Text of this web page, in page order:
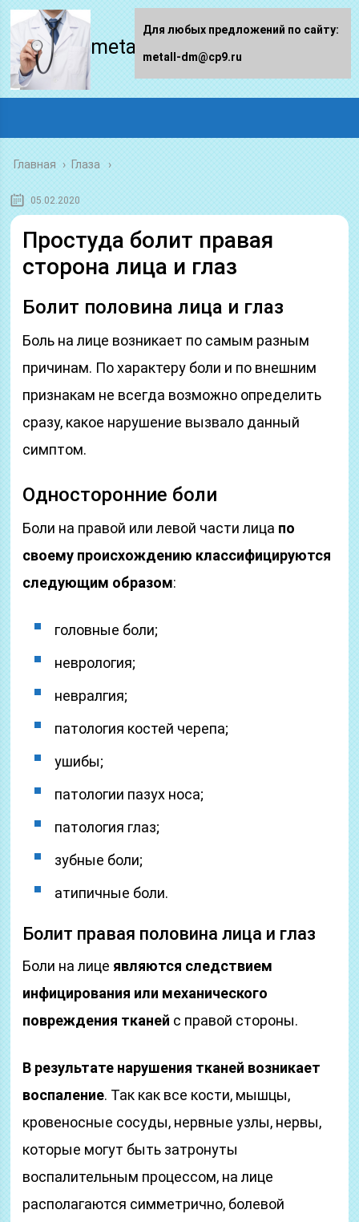
metall-dm.ru
Главная › Глаза
05.02.2020
Простуда болит правая
сторона лица и глаз
Болит половина лица и глаз
Боль на лице возникает по самым разным
причинам. По характеру боли и по внешним
признакам не всегда возможно определить
сразу, какое нарушение вызвало данный
симптом.
Односторонние боли
Боли на правой или левой части лица по
своему происхождению классифицируются
следующим образом:
головные боли;
неврология;
невралгия;
патология костей черепа;
ушибы;
патологии пазух носа;
патология глаз;
зубные боли;
атипичные боли.
Болит правая половина лица и глаз
Боли на лице являются следствием
инфицирования или механического
повреждения тканей с правой стороны.
В результате нарушения тканей возникает
воспаление. Так как все кости, мышцы,
кровеносные сосуды, нервные узлы, нервы,
которые могут быть затронуты
воспалительным процессом, на лице
располагаются симметрично, болевой
Для любых предложений по сайту:
metall-dm@cp9.ru